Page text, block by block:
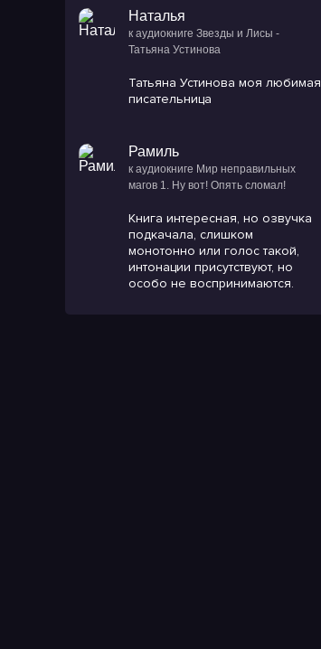
Наталья
к аудиокниге Звезды и Лисы -
Татьяна Устинова
Татьяна Устинова моя любимая
писательница
Рамиль
к аудиокниге Мир неправильных
магов 1. Ну вот! Опять сломал!
Книга интересная, но озвучка
подкачала, слишком
монотонно или голос такой,
интонации присутствуют, но
особо не воспринимаются.